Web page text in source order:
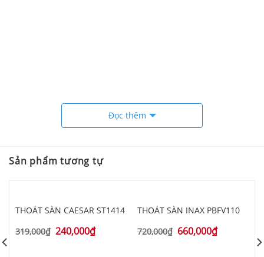
Đọc thêm
Sản phẩm tương tự
THOÁT SÀN CAESAR ST1414
319,000₫ 240,000₫
THOÁT SÀN INAX PBFV110
720,000₫ 660,000₫